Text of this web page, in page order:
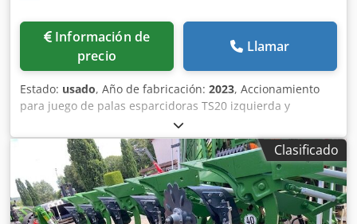
Información de
precio
Llamar
Estado: usado, Año de fabricación: 2023, Accionamiento
para juego de palas esparcidoras TS20 izquierda y
derecha, accionamiento hidráulico izquierda y derecha
con Auto TS y FlowControl, disco principal izquierda y
derecha con AutoTS, barra de protección tubular,
dispositivo de rodillo y estacionamiento abatible,
iluminación de trabajo, sensor de inclinación para sistema
de pesaje, 16 unidades EasyCheck. Crodst A Tzwspfx Ahtjf
Clasificado